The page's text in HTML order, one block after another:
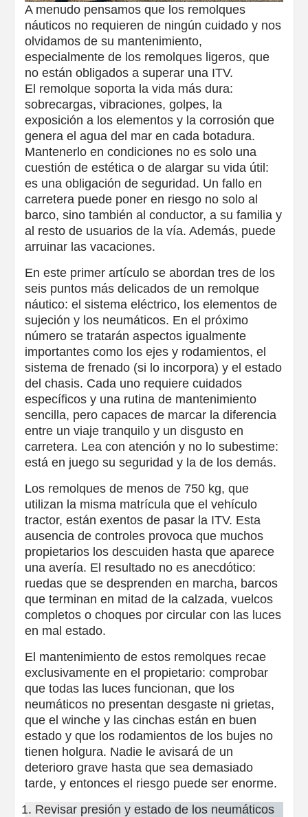
A menudo pensamos que los remolques
náuticos no requieren de ningún cuidado y nos
olvidamos de su mantenimiento,
especialmente de los remolques ligeros, que
no están obligados a superar una ITV.
El remolque soporta la vida más dura:
sobrecargas, vibraciones, golpes, la
exposición a los elementos y la corrosión que
genera el agua del mar en cada botadura.
Mantenerlo en condiciones no es solo una
cuestión de estética o de alargar su vida útil:
es una obligación de seguridad. Un fallo en
carretera puede poner en riesgo no solo al
barco, sino también al conductor, a su familia y
al resto de usuarios de la vía. Además, puede
arruinar las vacaciones.
En este primer artículo se abordan tres de los
seis puntos más delicados de un remolque
náutico: el sistema eléctrico, los elementos de
sujeción y los neumáticos. En el próximo
número se tratarán aspectos igualmente
importantes como los ejes y rodamientos, el
sistema de frenado (si lo incorpora) y el estado
del chasis. Cada uno requiere cuidados
específicos y una rutina de mantenimiento
sencilla, pero capaces de marcar la diferencia
entre un viaje tranquilo y un disgusto en
carretera. Lea con atención y no lo subestime:
está en juego su seguridad y la de los demás.
Los remolques de menos de 750 kg, que
utilizan la misma matrícula que el vehículo
tractor, están exentos de pasar la ITV. Esta
ausencia de controles provoca que muchos
propietarios los descuiden hasta que aparece
una avería. El resultado no es anecdótico:
ruedas que se desprenden en marcha, barcos
que terminan en mitad de la calzada, vuelcos
completos o choques por circular con las luces
en mal estado.
El mantenimiento de estos remolques recae
exclusivamente en el propietario: comprobar
que todas las luces funcionan, que los
neumáticos no presentan desgaste ni grietas,
que el winche y las cinchas están en buen
estado y que los rodamientos de los bujes no
tienen holgura. Nadie le avisará de un
deterioro grave hasta que sea demasiado
tarde, y entonces el riesgo puede ser enorme.
Revisar presión y estado de los neumáticos